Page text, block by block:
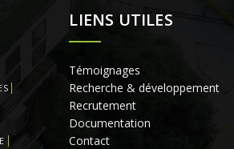
LIENS UTILES
Témoignages
Recherche & développement
Recrutement
Documentation
Contact